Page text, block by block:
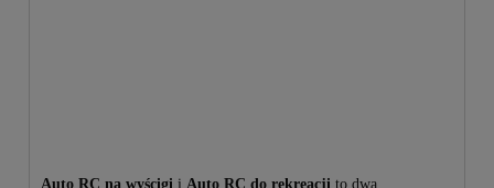
Auto RC na wyścigi i Auto RC do rekreacji to dwa